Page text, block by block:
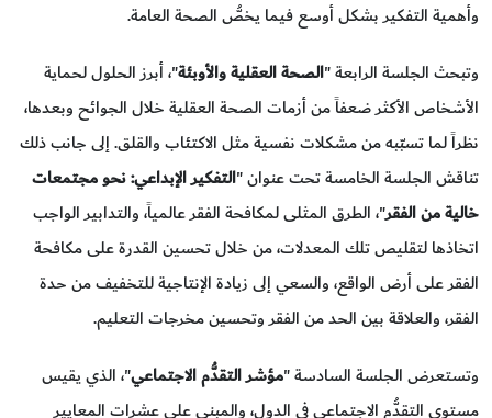
وأهمية التفكير بشكل أوسع فيما يخصُّ الصحة العامة.
وتبحث الجلسة الرابعة "الصحة العقلية والأوبئة"، أبرز الحلول لحماية
الأشخاص الأكثر ضعفاً من أزمات الصحة العقلية خلال الجوائح وبعدها،
نظراً لما تسبّبه من مشكلات نفسية مثل الاكتئاب والقلق. إلى جانب ذلك
تناقش الجلسة الخامسة تحت عنوان "التفكير الإبداعي: نحو مجتمعات
خالية من الفقر"، الطرق المثلى لمكافحة الفقر عالمياً، والتدابير الواجب
اتخاذها لتقليص تلك المعدلات، من خلال تحسين القدرة على مكافحة
الفقر على أرض الواقع، والسعي إلى زيادة الإنتاجية للتخفيف من حدة
الفقر، والعلاقة بين الحد من الفقر وتحسين مخرجات التعليم.
وتستعرض الجلسة السادسة "مؤشر التقدُّم الاجتماعي"، الذي يقيس
مستوى التقدُّم الاجتماعي في الدول، والمبني على عشرات المعايير